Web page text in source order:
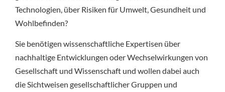
Technologien, über Risiken für Umwelt, Gesundheit und
Wohlbefinden?
Sie benötigen wissenschaftliche Expertisen über
nachhaltige Entwicklungen oder Wechselwirkungen von
Gesellschaft und Wissenschaft und wollen dabei auch
die Sichtweisen gesellschaftlicher Gruppen und